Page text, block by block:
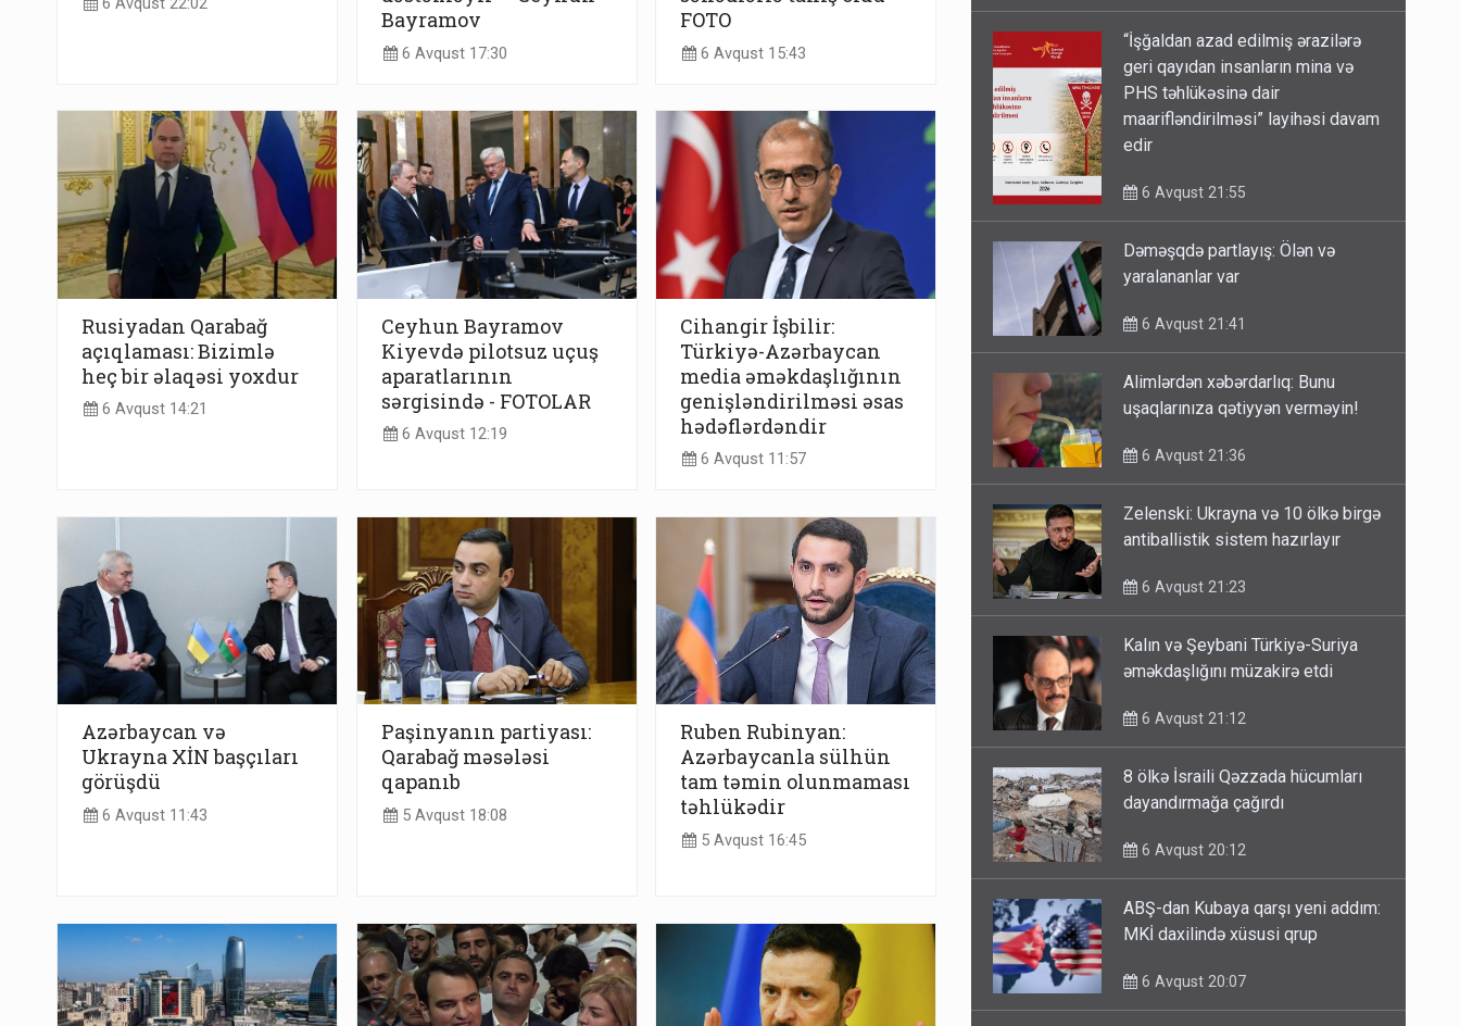
Bayramov
6 Avqust 17:30
FOTO
6 Avqust 15:43
Rusiyadan Qarabağ
açıqlaması: Bizimlə
heç bir əlaqəsi yoxdur
6 Avqust 14:21
Ceyhun Bayramov
Kiyevdə pilotsuz uçuş
aparatlarının
sərgisində - FOTOLAR
6 Avqust 12:19
Cihangir İşbilir:
Türkiyə-Azərbaycan
media əməkdaşlığının
genişləndirilməsi əsas
hədəflərdəndir
6 Avqust 11:57
Azərbaycan və
Ukrayna XİN başçıları
görüşdü
6 Avqust 11:43
Paşinyanın partiyası:
Qarabağ məsələsi
qapanıb
5 Avqust 18:08
Ruben Rubinyan:
Azərbaycanla sülhün
tam təmin olunmaması
təhlükədir
5 Avqust 16:45
“İşğaldan azad edilmiş ərazilərə
geri qayıdan insanların mina və
PHS təhlükəsinə dair
maarifləndirilməsi” layihəsi davam
edir
6 Avqust 21:55
Dəməşqdə partlayış: Ölən və
yaralananlar var
6 Avqust 21:41
Alimlərdən xəbərdarlıq: Bunu
uşaqlarınıza qətiyyən verməyin!
6 Avqust 21:36
Zelenski: Ukrayna və 10 ölkə birgə
antiballistik sistem hazırlayır
6 Avqust 21:23
Kalın və Şeybani Türkiyə-Suriya
əməkdaşlığını müzakirə etdi
6 Avqust 21:12
8 ölkə İsraili Qəzzada hücumları
dayandırmağa çağırdı
6 Avqust 20:12
ABŞ-dan Kubaya qarşı yeni addım:
MKİ daxilində xüsusi qrup
6 Avqust 20:07